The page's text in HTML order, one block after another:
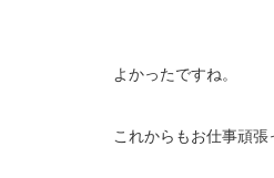
よかったですね。
これからもお仕事頑張